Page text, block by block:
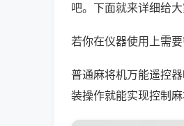
吧。下面就来详细给
若你在仪器使用上需
普通麻将机万能遥控
装操作就能实现控制